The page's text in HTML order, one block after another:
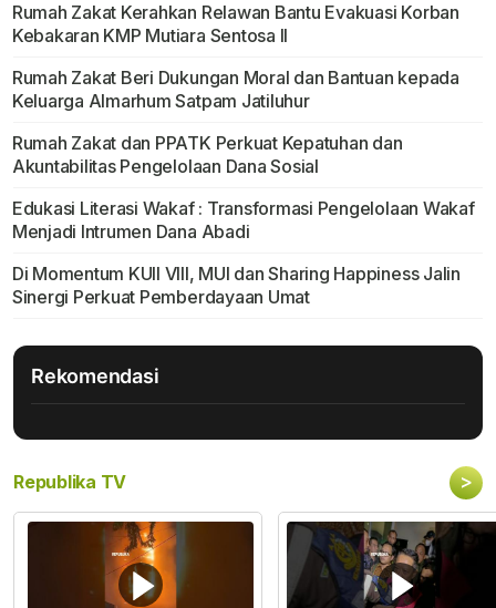
Rumah Zakat Kerahkan Relawan Bantu Evakuasi Korban
Kebakaran KMP Mutiara Sentosa II
Rumah Zakat Beri Dukungan Moral dan Bantuan kepada
Keluarga Almarhum Satpam Jatiluhur
Rumah Zakat dan PPATK Perkuat Kepatuhan dan
Akuntabilitas Pengelolaan Dana Sosial
Edukasi Literasi Wakaf : Transformasi Pengelolaan Wakaf
Menjadi Intrumen Dana Abadi
Di Momentum KUII VIII, MUI dan Sharing Happiness Jalin
Sinergi Perkuat Pemberdayaan Umat
Rekomendasi
Republika TV >